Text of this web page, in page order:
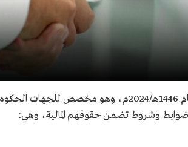
استُحدث برنامج المصافحة الذهبية في المملكة العربية
وشروط تضمن حقوقهم المالية، وهي: